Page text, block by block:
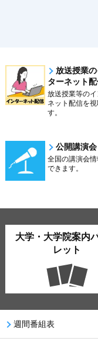
放送授業
ターネット
放送授業等の
ネット配信を視
す。
公開講演会
全国の講演会
できます。
大学・大学院案内
レット
週間番組表